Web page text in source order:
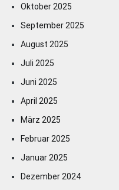
Oktober 2025
September 2025
August 2025
Juli 2025
Juni 2025
April 2025
März 2025
Februar 2025
Januar 2025
Dezember 2024